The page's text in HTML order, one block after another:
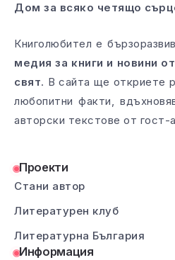
Дом за всяко четящо
Книголюбител е
медия за книги и новини
свят. В сайта ще откриете
любопитни факти,
авторски текстове от гост-
Проекти
Стани автор
Литературен клуб
Литературна България
Информация